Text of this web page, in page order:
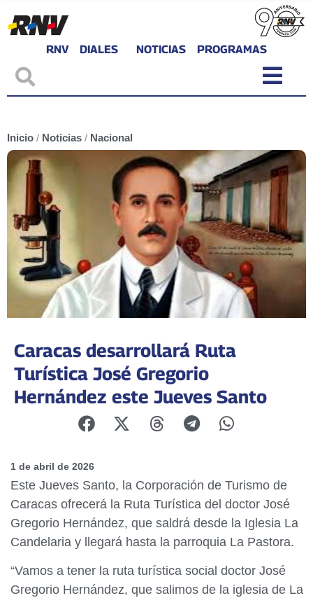
RNV DIALES NOTICIAS PROGRAMAS
Inicio / Noticias / Nacional
Caracas desarrollará Ruta
Turística José Gregorio
Hernández este Jueves Santo
1 de abril de 2026
Este Jueves Santo, la Corporación de Turismo de
Caracas ofrecerá la Ruta Turística del doctor José
Gregorio Hernández, que saldrá desde la Iglesia La
Candelaria y llegará hasta la parroquia La Pastora.
“Vamos a tener la ruta turística social doctor José
Gregorio Hernández, que salimos de la iglesia de La